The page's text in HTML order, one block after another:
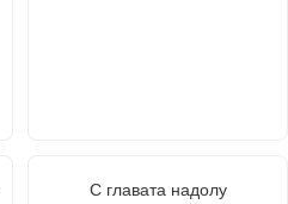
С главата надолу